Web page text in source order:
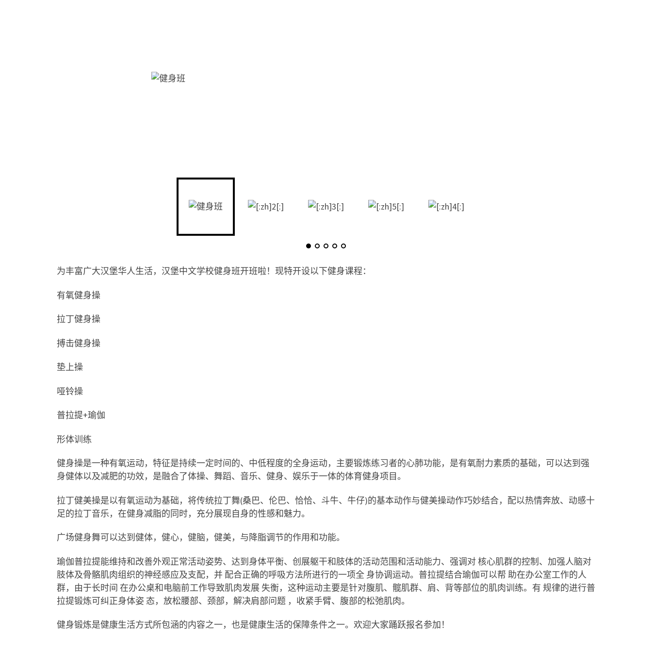
为丰富广大汉堡华人生活，汉堡中文学校健身班开班啦！现特开设以下健身课程：
有氧健身操
拉丁健身操
搏击健身操
垫上操
哑铃操
普拉提+瑜伽
形体训练
健身操是一种有氧运动，特征是持续一定时间的、中低程度的全身运动，主要锻炼练习者的心肺功能，是有氧耐力素质的基础，可以达到强
身健体以及减肥的功效，是融合了体操、舞蹈、音乐、健身、娱乐于一体的体育健身项目。
拉丁健美操是以有氧运动为基础，将传统拉丁舞(桑巴、伦巴、恰恰、斗牛、牛仔)的基本动作与健美操动作巧妙结合，配以热情奔放、动感十
足的拉丁音乐，在健身减脂的同时，充分展现自身的性感和魅力。
广场健身舞可以达到健体，健心，健脑，健美，与降脂调节的作用和功能。
瑜伽普拉提能维持和改善外观正常活动姿势、达到身体平衡、创展躯干和肢体的活动范围和活动能力、强调对 核心肌群的控制、加强人脑对
肢体及骨骼肌肉组织的神经感应及支配，并 配合正确的呼吸方法所进行的一项全 身协调运动。普拉提结合瑜伽可以帮 助在办公室工作的人
群，由于长时间 在办公桌和电脑前工作导致肌肉发展 失衡，这种运动主要是针对腹肌、髋肌群、肩、背等部位的肌肉训练。有 规律的进行普
拉提锻炼可纠正身体姿 态，放松腰部、颈部，解决肩部问题 ，收紧手臂、腹部的松弛肌肉。
健身锻炼是健康生活方式所包涵的内容之一，也是健康生活的保障条件之一。欢迎大家踊跃报名参加！